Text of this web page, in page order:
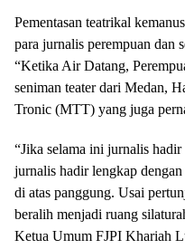
Pementasan teatrikal
para jurnalis perempuan dan
“Ketika Air Datang,
seniman teater dari Medan,
Tronic (MTT) yang juga
“Jika selama ini jurnalis
jurnalis hadir lengkap
di atas panggung. Usai
beralih menjadi ruang
Ketua Umum FJPI Khariah